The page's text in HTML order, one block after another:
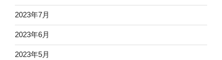
2023年7月
2023年6月
2023年5月